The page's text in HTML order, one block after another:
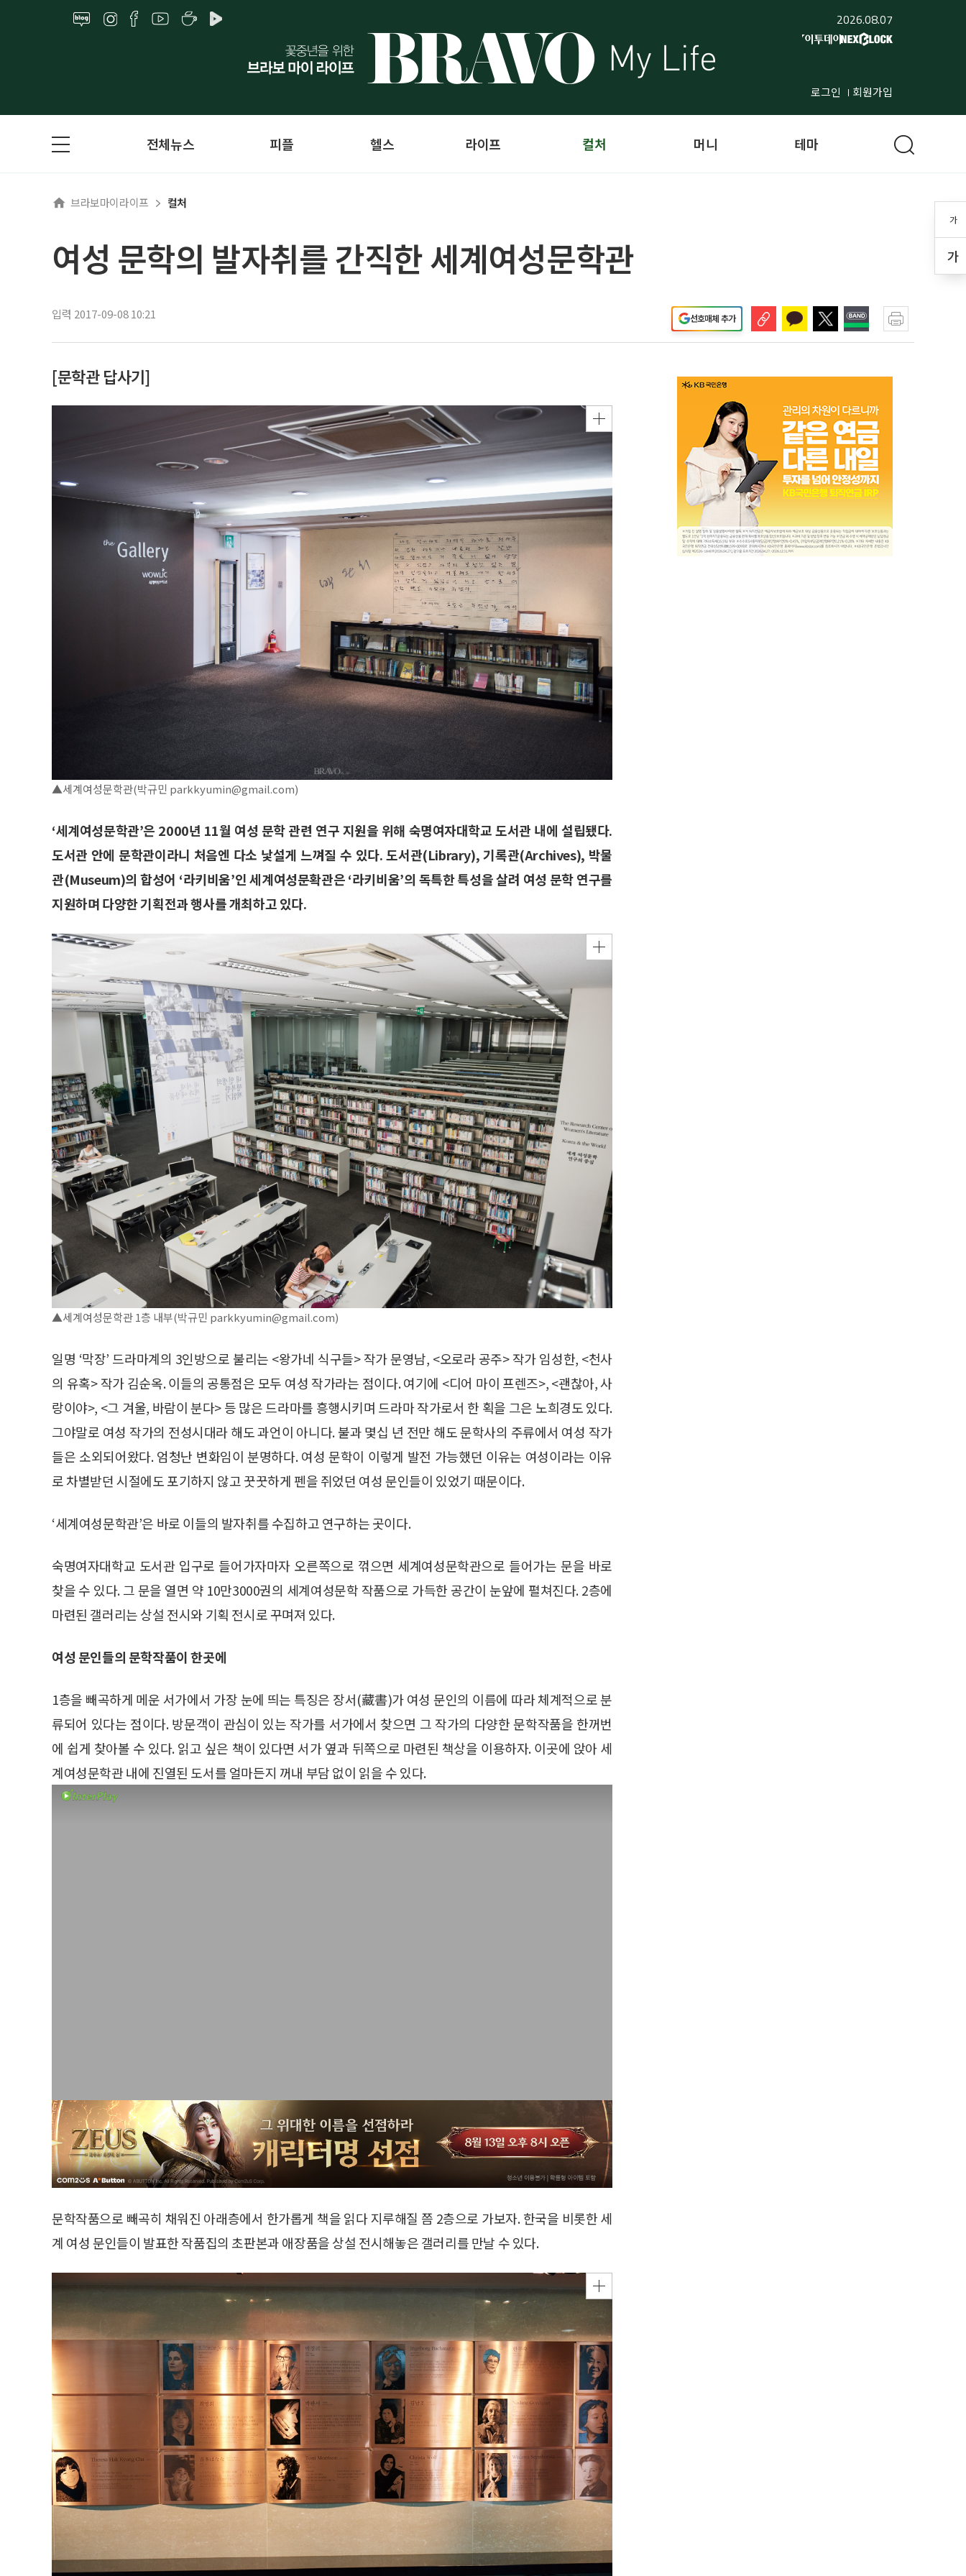
2026.08.07
로그인 회원가입
가
가
전체뉴스 피플 헬스 라이프 컬처 머니 테마
브라보마이라이프 컬처
여성 문학의 발자취를 간직한 세계여성문학관
입력 2017-09-08 10:21 선호매체 추가
[문학관 답사기]
▲세계여성문학관(박규민 parkkyumin@gmail.com)
‘세계여성문학관’은 2000년 11월 여성 문학 관련 연구 지원을 위해 숙명여자대학교 도서관 내에 설립됐다.
도서관 안에 문학관이라니 처음엔 다소 낯설게 느껴질 수 있다. 도서관(Library), 기록관(Archives), 박물
관(Museum)의 합성어 ‘라키비움’인 세계여성문확관은 ‘라키비움’의 독특한 특성을 살려 여성 문학 연구를
지원하며 다양한 기획전과 행사를 개최하고 있다.
▲세계여성문학관 1층 내부(박규민 parkkyumin@gmail.com)
일명 ‘막장’ 드라마계의 3인방으로 불리는 <왕가네 식구들> 작가 문영남, <오로라 공주> 작가 임성한, <천사
의 유혹> 작가 김순옥. 이들의 공통점은 모두 여성 작가라는 점이다. 여기에 <디어 마이 프렌즈>, <괜찮아, 사
랑이야>, <그 겨울, 바람이 분다> 등 많은 드라마를 흥행시키며 드라마 작가로서 한 획을 그은 노희경도 있다.
그야말로 여성 작가의 전성시대라 해도 과언이 아니다. 불과 몇십 년 전만 해도 문학사의 주류에서 여성 작가
들은 소외되어왔다. 엄청난 변화임이 분명하다. 여성 문학이 이렇게 발전 가능했던 이유는 여성이라는 이유
로 차별받던 시절에도 포기하지 않고 꿋꿋하게 펜을 쥐었던 여성 문인들이 있었기 때문이다.
‘세계여성문학관’은 바로 이들의 발자취를 수집하고 연구하는 곳이다.
숙명여자대학교 도서관 입구로 들어가자마자 오른쪽으로 꺾으면 세계여성문학관으로 들어가는 문을 바로
찾을 수 있다. 그 문을 열면 약 10만3000권의 세계여성문학 작품으로 가득한 공간이 눈앞에 펼쳐진다. 2층에
마련된 갤러리는 상설 전시와 기획 전시로 꾸며져 있다.
여성 문인들의 문학작품이 한곳에
1층을 빼곡하게 메운 서가에서 가장 눈에 띄는 특징은 장서(藏書)가 여성 문인의 이름에 따라 체계적으로 분
류되어 있다는 점이다. 방문객이 관심이 있는 작가를 서가에서 찾으면 그 작가의 다양한 문학작품을 한꺼번
에 쉽게 찾아볼 수 있다. 읽고 싶은 책이 있다면 서가 옆과 뒤쪽으로 마련된 책상을 이용하자. 이곳에 앉아 세
계여성문학관 내에 진열된 도서를 얼마든지 꺼내 부담 없이 읽을 수 있다.
문학작품으로 빼곡히 채워진 아래층에서 한가롭게 책을 읽다 지루해질 쯤 2층으로 가보자. 한국을 비롯한 세
계 여성 문인들이 발표한 작품집의 초판본과 애장품을 상설 전시해놓은 갤러리를 만날 수 있다.